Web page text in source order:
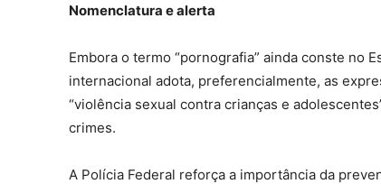
Nomenclatura e alerta
Embora o termo “pornografia” ainda conste no
internacional adota, preferencialmente, as
“violência sexual contra crianças e
crimes.
A Polícia Federal reforça a importância da